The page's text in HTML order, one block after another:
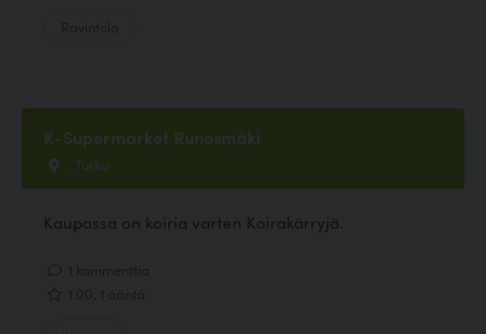
K-Supermarket Runosmäki
, Turku
Kaupassa on koiria varten Koirakärryjä.